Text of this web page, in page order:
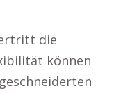
die
können